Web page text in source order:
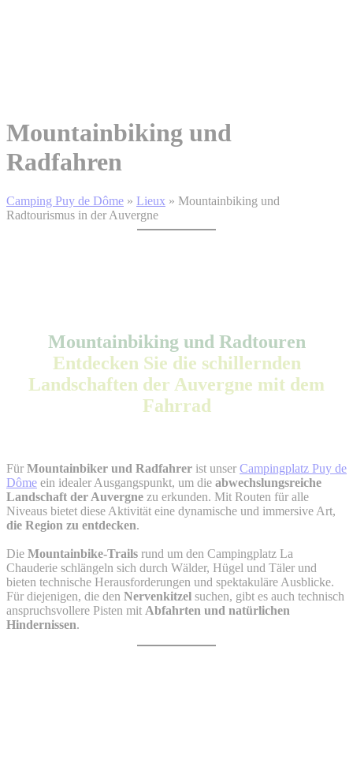
Mountainbiking und
Radfahren
Camping Puy de Dôme » Lieux » Mountainbiking und
Radtourismus in der Auvergne
Mountainbiking und Radtouren
Entdecken Sie die schillernden
Landschaften der Auvergne mit dem
Fahrrad
Für Mountainbiker und Radfahrer ist unser Campingplatz Puy de
Dôme ein idealer Ausgangspunkt, um die abwechslungsreiche
Landschaft der Auvergne zu erkunden. Mit Routen für alle
Niveaus bietet diese Aktivität eine dynamische und immersive Art,
die Region zu entdecken.
Die Mountainbike-Trails rund um den Campingplatz La
Chauderie schlängeln sich durch Wälder, Hügel und Täler und
bieten technische Herausforderungen und spektakuläre Ausblicke.
Für diejenigen, die den Nervenkitzel suchen, gibt es auch technisch
anspruchsvollere Pisten mit Abfahrten und natürlichen
Hindernissen.